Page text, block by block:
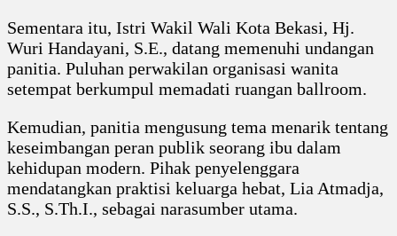
Sementara itu, Istri Wakil Wali Kota Bekasi, Hj.
Wuri Handayani, S.E., datang memenuhi undangan
panitia. Puluhan perwakilan organisasi wanita
setempat berkumpul memadati ruangan ballroom.
Kemudian, panitia mengusung tema menarik tentang
keseimbangan peran publik seorang ibu dalam
kehidupan modern. Pihak penyelenggara
mendatangkan praktisi keluarga hebat, Lia Atmadja,
S.S., S.Th.I., sebagai narasumber utama.